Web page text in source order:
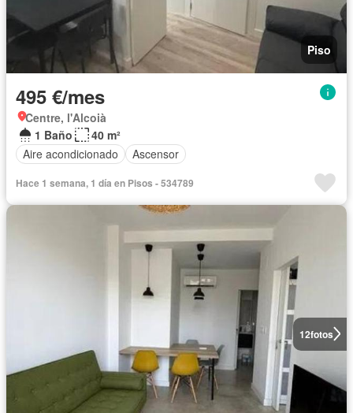
Piso
495 €/mes
Centre, l'Alcoià
1 Baño
40 m²
Aire acondicionado
Ascensor
Hace 1 semana, 1 día en Pisos - 534789
12fotos